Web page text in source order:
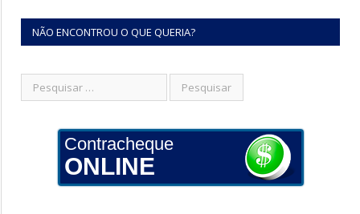
NÃO ENCONTROU O QUE QUERIA?
Contracheque
ONLINE